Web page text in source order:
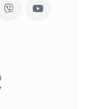
их из